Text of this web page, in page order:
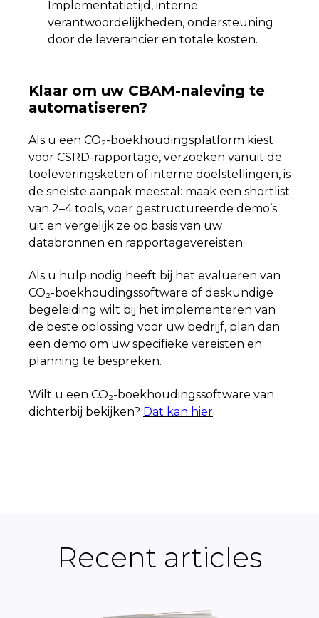
Implementatietijd, interne
verantwoordelijkheden, ondersteuning
door de leverancier en totale kosten.
Klaar om uw CBAM-naleving te
automatiseren?
Als u een CO₂-boekhoudingsplatform kiest
voor CSRD-rapportage, verzoeken vanuit de
toeleveringsketen of interne doelstellingen, is
de snelste aanpak meestal: maak een shortlist
van 2–4 tools, voer gestructureerde demo’s
uit en vergelijk ze op basis van uw
databronnen en rapportagevereisten.
Als u hulp nodig heeft bij het evalueren van
CO₂-boekhoudingssoftware of deskundige
begeleiding wilt bij het implementeren van
de beste oplossing voor uw bedrijf, plan dan
een demo om uw specifieke vereisten en
planning te bespreken.
Wilt u een CO₂-boekhoudingssoftware van
dichterbij bekijken? Dat kan hier.
Recent articles